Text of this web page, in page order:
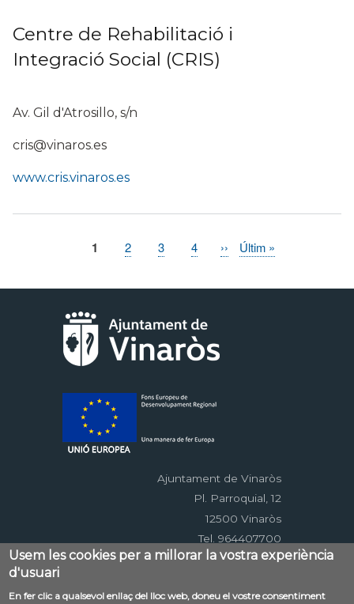
Centre de Rehabilitació i
Integració Social (CRIS)
Av. Gil d'Atrosillo, s/n
cris@vinaros.es
www.cris.vinaros.es
Pàgina
1 Page
2 Page
3 Page
4
Pàgina
››
Última
Últim »
Ajuntament de Vinaròs
Pl. Parroquial, 12
12500 Vinaròs
Tel. 964407700
MenúContacte Avís legal Mapa web
Usem les cookies per a millorar la vostra experiència
d'usuari
En fer clic a qualsevol enllaç del lloc web, doneu el vostre consentiment